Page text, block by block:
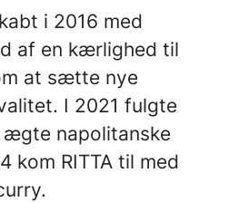
i 2016 med
af en kærlighed til
at sætte nye
I 2021 fulgte
ægte napolitanske
kom RITTA til med